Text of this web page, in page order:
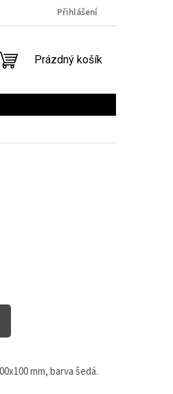
Přihlášení
NÁKUPNÍ
Prázdný košík
mm, barva šedá.